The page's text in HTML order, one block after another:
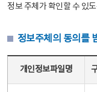
정보 주체가 확인할 수 있
정보주체의 동의를
개인정보파일명